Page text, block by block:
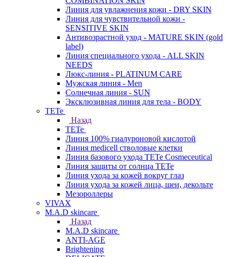
Линия для увлажнения кожи - DRY SKIN
Линия для чувствительной кожи -
SENSITIVE SKIN
Антивозрастной уход - MATURE SKIN (gold
label)
Линия специального ухода - ALL SKIN
NEEDS
Люкс-линия - PLATINUM CARE
Мужская линия - Men
Солнечная линия - SUN
Эксклюзивная линия для тела - BODY
TETe
Назад
TETe
Линия 100% гиалуроновой кислотой
Линия medicell стволовые клетки
Линия базового ухода TETe Cosmeceutical
Линия защиты от солнца TETe
Линия ухода за кожей вокруг глаз
Линия ухода за кожей лица, шеи, декольте
Мезороллеры
VIVAX
M.A.D skincare
Назад
M.A.D skincare
ANTI-AGE
Brightening